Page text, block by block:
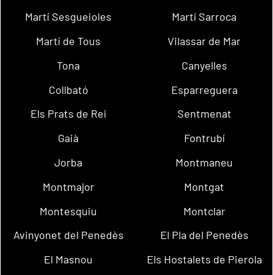
Martí Sesgueioles
Martí Sarroca
Martí de Tous
Vilassar de Mar
Tona
Canyelles
Collbató
Esparreguera
Els Prats de Rei
Sentmenat
Gaià
Fontrubí
Jorba
Montmaneu
Montmajor
Montgat
Montesquiu
Montclar
Avinyonet del Penedès
El Pla del Penedès
El Masnou
Els Hostalets de Pierola